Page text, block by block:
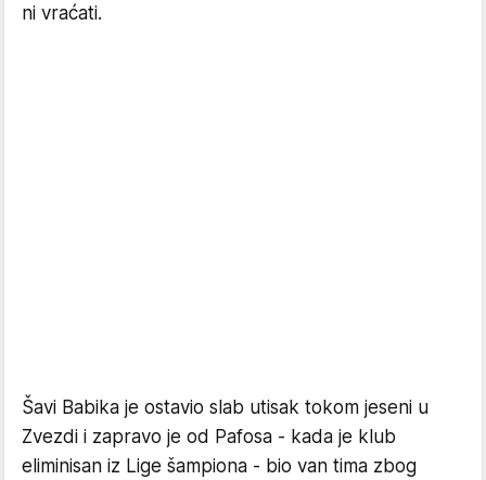
ni vraćati.
Šavi Babika je ostavio slab utisak tokom jeseni u
Zvezdi i zapravo je od Pafosa - kada je klub
eliminisan iz Lige šampiona - bio van tima zbog